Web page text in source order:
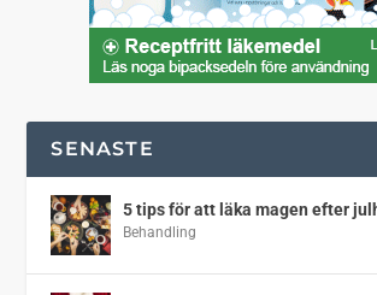
SENASTE
5 tips för att läka magen efter
Behandling